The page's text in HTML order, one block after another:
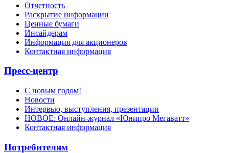
Отчетность
Раскрытие информации
Ценные бумаги
Инсайдерам
Информация для акционеров
Контактная информация
Пресс-центр
С новым годом!
Новости
Интервью, выступления, презентации
НОВОЕ: Онлайн-журнал «Юнипро Мегаватт»
Контактная информация
Потребителям